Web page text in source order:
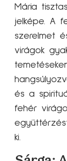
Mária
jelképe. A
szerelmet
virágok
és a
fehér
ki.